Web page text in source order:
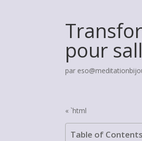
pour
par
« `html
Table of Contents